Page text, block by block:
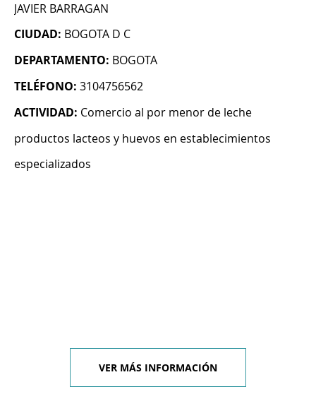
JAVIER BARRAGAN
CIUDAD: BOGOTA D C
DEPARTAMENTO: BOGOTA
TELÉFONO: 3104756562
ACTIVIDAD: Comercio al por menor de leche
productos lacteos y huevos en establecimientos
especializados
VER MÁS INFORMACIÓN